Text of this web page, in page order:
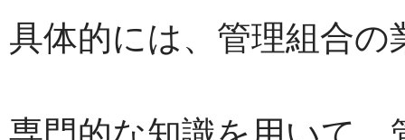
具体的には、管理組合